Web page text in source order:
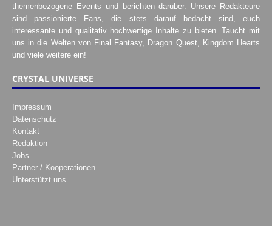
themenbezogene Events und berichten darüber. Unsere Redakteure
sind passionierte Fans, die stets darauf bedacht sind, euch
interessante und qualitativ hochwertige Inhalte zu bieten. Taucht mit
uns in die Welten von Final Fantasy, Dragon Quest, Kingdom Hearts
und viele weitere ein!
CRYSTAL UNIVERSE
Impressum
Datenschutz
Kontakt
Redaktion
Jobs
Partner / Kooperationen
Unterstützt uns